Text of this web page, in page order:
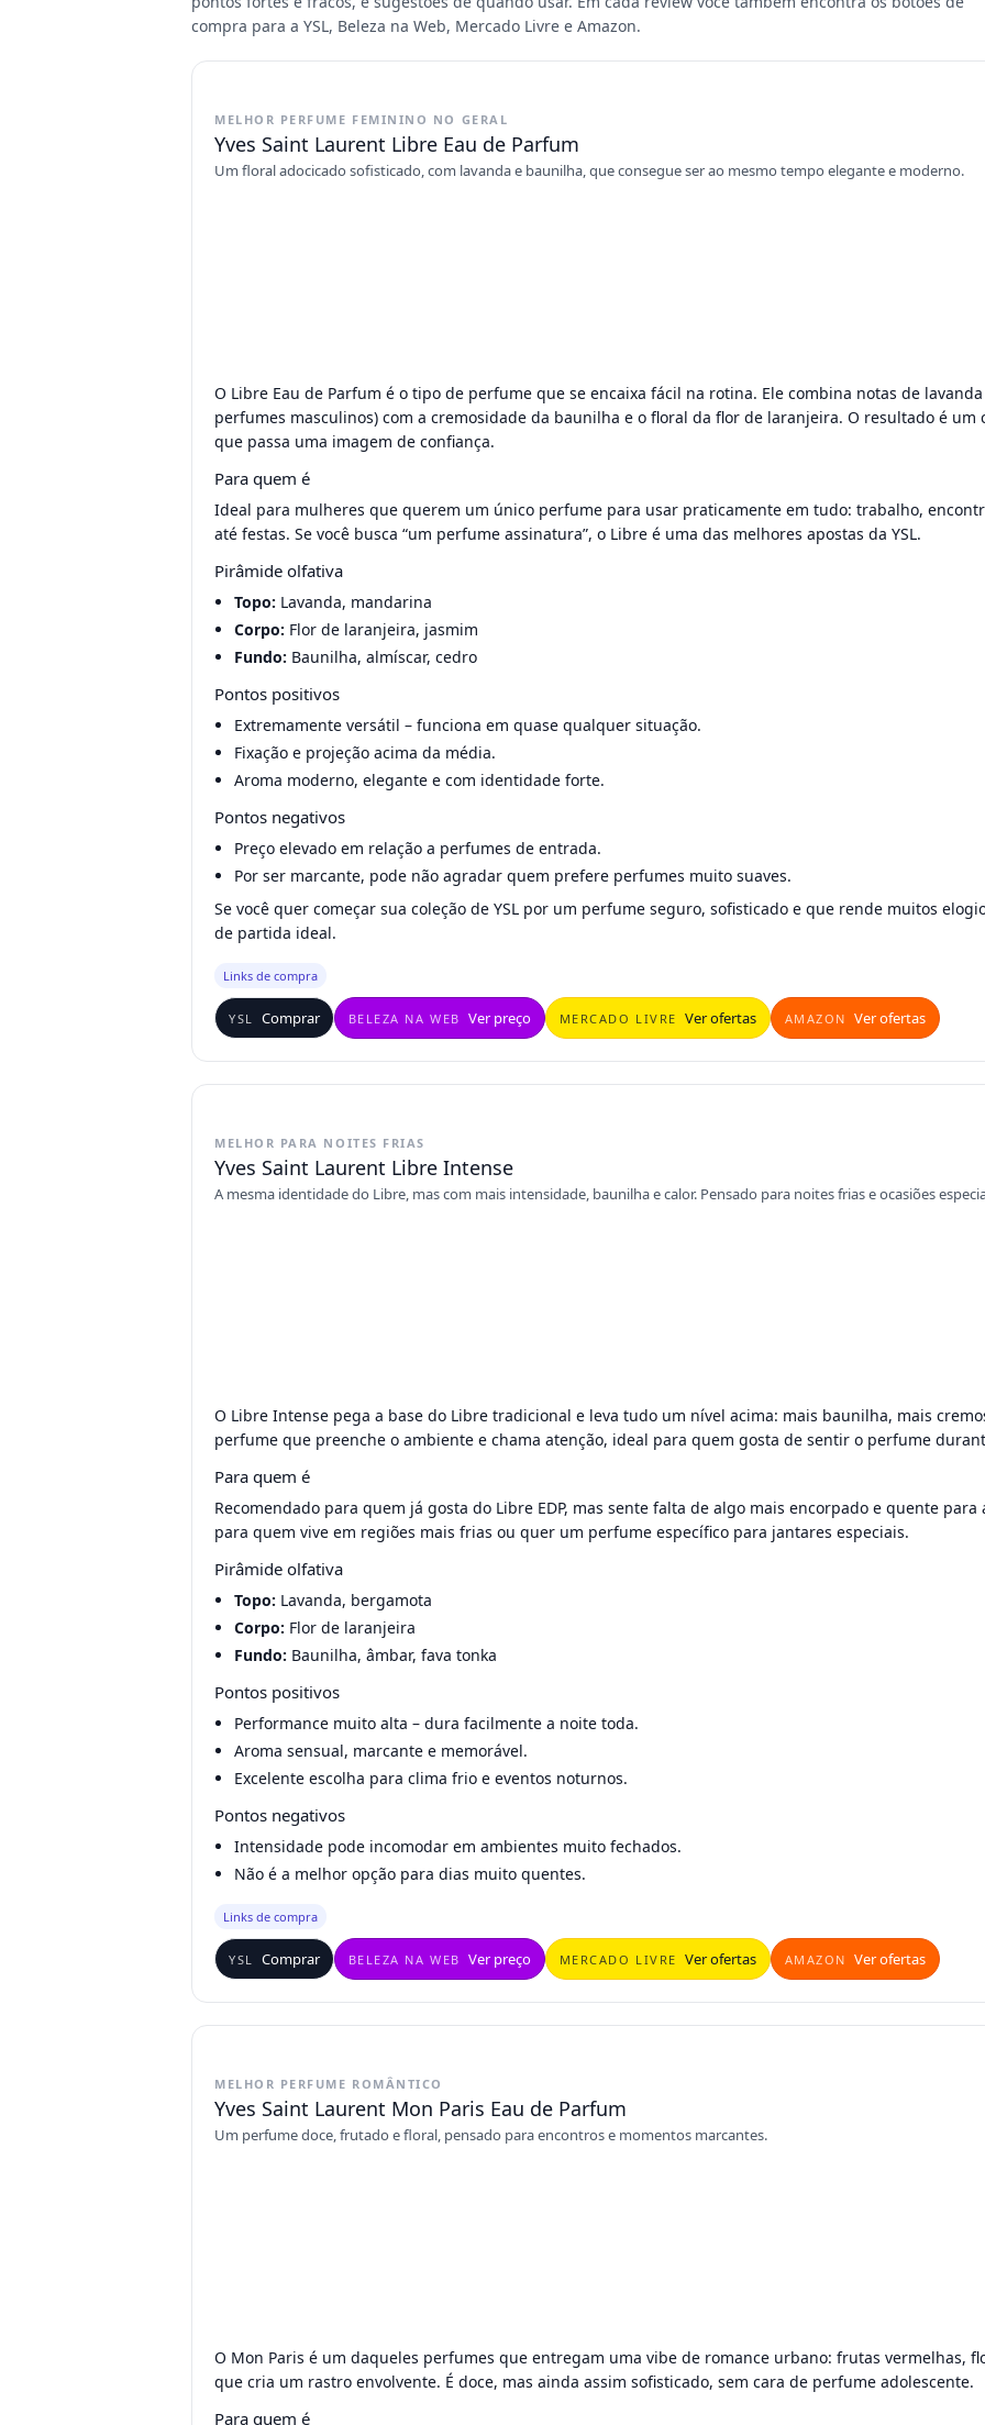
compra para a YSL, Beleza na Web, Mercado Livre e Amazon.
MELHOR PERFUME FEMININO NO GERAL
Yves Saint Laurent Libre Eau de Parfum
Um floral adocicado sofisticado, com lavanda e baunilha, que consegue ser ao mesmo tempo elegante e moderno.
O Libre Eau de Parfum é o tipo de perfume que se encaixa fácil na rotina. Ele combina notas de
perfumes masculinos) com a cremosidade da baunilha e o floral da flor de laranjeira. O resultado é um
que passa uma imagem de confiança.
Para quem é
Ideal para mulheres que querem um único perfume para usar praticamente em tudo: trabalho,
até festas. Se você busca “um perfume assinatura”, o Libre é uma das melhores apostas da YSL.
Pirâmide olfativa
Topo: Lavanda, mandarina
Corpo: Flor de laranjeira, jasmim
Fundo: Baunilha, almíscar, cedro
Pontos positivos
Extremamente versátil – funciona em quase qualquer situação.
Fixação e projeção acima da média.
Aroma moderno, elegante e com identidade forte.
Pontos negativos
Preço elevado em relação a perfumes de entrada.
Por ser marcante, pode não agradar quem prefere perfumes muito suaves.
Se você quer começar sua coleção de YSL por um perfume seguro, sofisticado e que rende muitos
de partida ideal.
Links de compra
YSL Comprar BELEZA NA WEB Ver preço MERCADO LIVRE Ver ofertas AMAZON Ver ofertas
MELHOR PARA NOITES FRIAS
Yves Saint Laurent Libre Intense
A mesma identidade do Libre, mas com mais intensidade, baunilha e calor. Pensado para noites frias e ocasiões
O Libre Intense pega a base do Libre tradicional e leva tudo um nível acima: mais baunilha, mais
perfume que preenche o ambiente e chama atenção, ideal para quem gosta de sentir o perfume
Para quem é
Recomendado para quem já gosta do Libre EDP, mas sente falta de algo mais encorpado e quente
para quem vive em regiões mais frias ou quer um perfume específico para jantares especiais.
Pirâmide olfativa
Topo: Lavanda, bergamota
Corpo: Flor de laranjeira
Fundo: Baunilha, âmbar, fava tonka
Pontos positivos
Performance muito alta – dura facilmente a noite toda.
Aroma sensual, marcante e memorável.
Excelente escolha para clima frio e eventos noturnos.
Pontos negativos
Intensidade pode incomodar em ambientes muito fechados.
Não é a melhor opção para dias muito quentes.
Links de compra
YSL Comprar BELEZA NA WEB Ver preço MERCADO LIVRE Ver ofertas AMAZON Ver ofertas
MELHOR PERFUME ROMÂNTICO
Yves Saint Laurent Mon Paris Eau de Parfum
Um perfume doce, frutado e floral, pensado para encontros e momentos marcantes.
O Mon Paris é um daqueles perfumes que entregam uma vibe de romance urbano: frutas vermelhas,
que cria um rastro envolvente. É doce, mas ainda assim sofisticado, sem cara de perfume adolescente.
Para quem é